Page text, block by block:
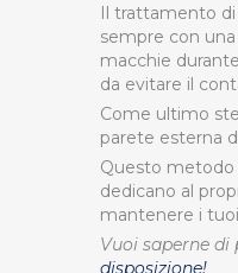
Il trattamento
sempre con una
macchie
da evitare il
Come ultimo
parete esterna
Questo metodo
dedicano al
mantenere i
Vuoi saperne
disposizione!